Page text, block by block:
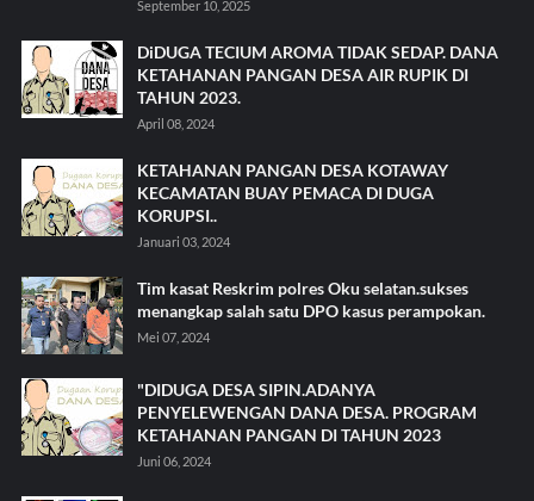
September 10, 2025
DiDUGA TECIUM AROMA TIDAK SEDAP. DANA
KETAHANAN PANGAN DESA AIR RUPIK DI
TAHUN 2023.
April 08, 2024
KETAHANAN PANGAN DESA KOTAWAY
KECAMATAN BUAY PEMACA DI DUGA
KORUPSI..
Januari 03, 2024
Tim kasat Reskrim polres Oku selatan.sukses
menangkap salah satu DPO kasus perampokan.
Mei 07, 2024
"DIDUGA DESA SIPIN.ADANYA
PENYELEWENGAN DANA DESA. PROGRAM
KETAHANAN PANGAN DI TAHUN 2023
Juni 06, 2024